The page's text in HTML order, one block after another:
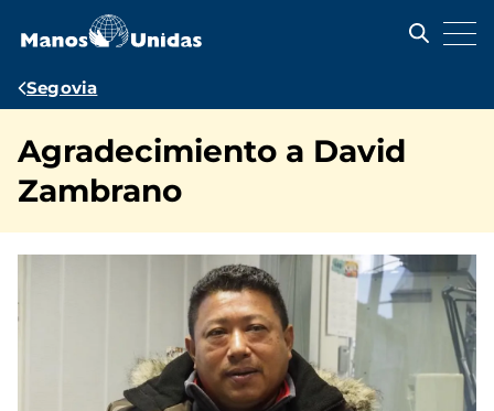
contenido
Ruta
navegación
Segovia
Agradecimiento a David
Zambrano